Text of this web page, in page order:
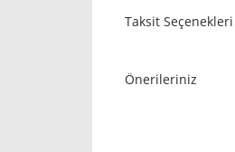
Taksit Seçenekleri
Önerileriniz